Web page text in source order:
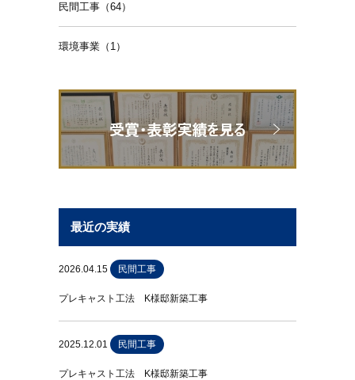
民間工事（64）
環境事業（1）
最近の実績
2026.04.15 民間工事
プレキャスト工法 K様邸新築工事
2025.12.01 民間工事
プレキャスト工法 K様邸新築工事